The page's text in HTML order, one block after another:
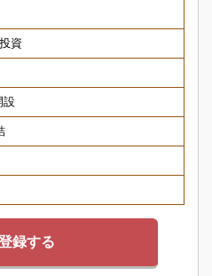
資
設
録する